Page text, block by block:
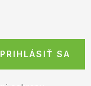
PRIHLÁSIŤ SA